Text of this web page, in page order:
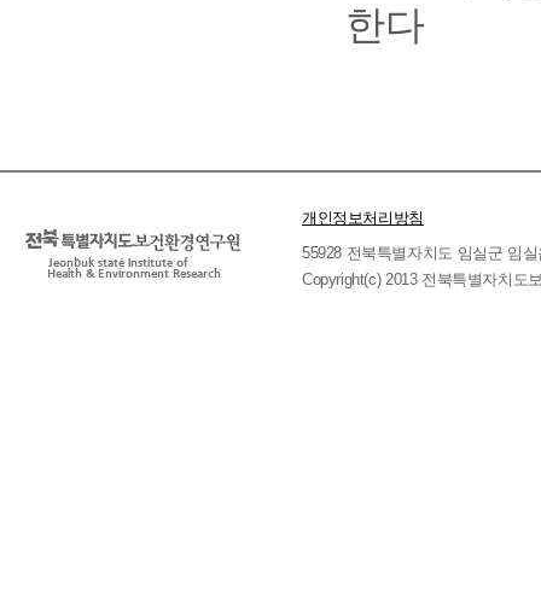
한다
개인정보처리방침
55928 전북특별자치도 임실군 임
Copyright(c) 2013 전북특별자치도